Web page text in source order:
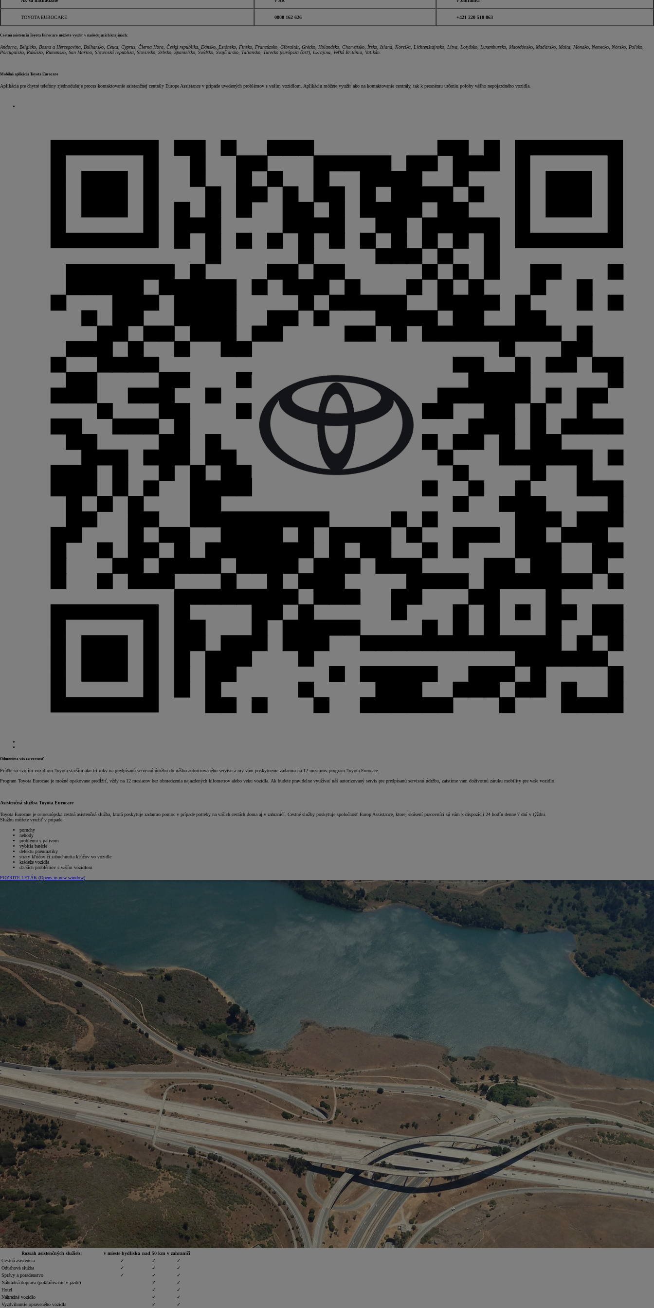
s DPH
Od 22 390 € s DPH
vr. zvýhodnenia
1 300 €
a bonusu za výkup800 €
Corolla Sedan
AJ HYBRID
TOYOTA EUROCARE 0800 162 626 +421 220 510 863
Cestnú asistenciu Toyota Eurocare môžete využiť v nasledujúcich krajinách:
Andorra, Belgicko, Bosna a Hercegovina, Bulharsko, Ceuta, Cyprus, Čierna Hora, Česká republika, Dánsko, Estónsko, Fínsko, Francúzsko, Gibraltár, Grécko, Holandsko, Chorvátsko, Írsko, Island, Korzika, Lichtenštajnsko, Litva, Lotyšsko, Luxembursko, Macedónsko, Maďarsko, Malta, Monako, Nemecko, Nórsko, Poľsko,
Portugalsko, Rakúsko, Rumunsko, San Marino, Slovenská republika, Slovinsko, Srbsko, Španielsko, Švédsko, Švajčiarsko, Taliansko, Turecko (európska časť), Ukrajina, Veľká Británia, Vatikán.
Mobilná aplikácia Toyota Eurocare
Aplikácia pre chytré telefóny zjednodušuje proces kontaktovanie asistenčnej centrály Europe Assistance v prípade uvedených problémov s vaším vozidlom. Aplikáciu môžete využiť ako na kontaktovanie centrály, tak k presnému určeniu polohy vášho nepojazdného vozidla.
Odmeníme vás za vernosť
Príďte so svojím vozidlom Toyota starším ako tri roky na predpísanú servisnú údržbu do nášho autorizovaného servisu a my vám poskytneme zadarmo na 12 mesiacov program Toyota Eurocare.
Program Toyota Eurocare je možné opakovane predĺžiť, vždy na 12 mesiacov bez obmedzenia najazdených kilometrov alebo veku vozidla. Ak budete pravidelne využívať náš autorizovaný servis pre predpísanú servisnú údržbu, zaistíme vám doživotnú záruku mobility pre vaše vozidlo.
Asistenčná služba Toyota Eurocare
Toyota Eurocare je celoeurópska cestná asistenčná služba, ktorá poskytuje zadarmo pomoc v prípade potreby na vašich cestách doma aj v zahraničí. Cestné služby poskytuje spoločnosť Europ Assistance, ktorej skúsení pracovníci sú vám k dispozícii 24 hodín denne 7 dní v týždni.
Službu môžete využiť v prípade:
poruchy
nehody
problému s palivom
vybitia batérie
defektu pneumatiky
straty kľúčov či zabuchnutia kľúčov vo vozidle
krádeže vozidla
ďalších problémov s vaším vozidlom
POZRITE LETÁK (Opens in new window)
Rozsah asistenčných služieb: v mieste bydliska nad 50 km v zahraničí
Cestná asistencia
✓ ✓
✓
Odťahová služba
✓ ✓
✓
Správy a poradenstvo
✓ ✓
✓
Náhradná doprava (pokračovanie v jazde)
✓
✓
Hotel
✓
✓
Náhradné vozidlo
✓
✓
Vyzdvihnutie opraveného vozidla
✓ ✓